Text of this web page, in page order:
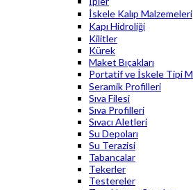
İskele Kalıp Malzemeleri
Kapı Hidroliği
Kilitler
Kürek
Maket Bıçakları
Portatif ve İskele Tipi
Seramik Profilleri
Sıva Filesi
Sıva Profilleri
Sıvacı Aletleri
Su Depoları
Su Terazisi
Tabancalar
Tekerler
Testereler